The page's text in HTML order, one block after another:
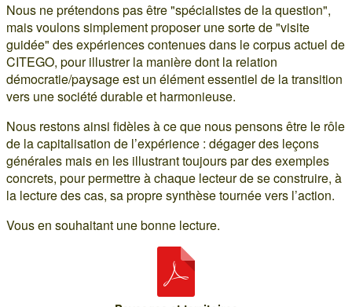
Nous ne prétendons pas être "spécialistes de la question",
mais voulons simplement proposer une sorte de "visite
guidée" des expériences contenues dans le corpus actuel de
CITEGO, pour illustrer la manière dont la relation
démocratie/paysage est un élément essentiel de la transition
vers une société durable et harmonieuse.
Nous restons ainsi fidèles à ce que nous pensons être le rôle
de la capitalisation de l’expérience : dégager des leçons
générales mais en les illustrant toujours par des exemples
concrets, pour permettre à chaque lecteur de se construire, à
la lecture des cas, sa propre synthèse tournée vers l’action.
Vous en souhaitant une bonne lecture.